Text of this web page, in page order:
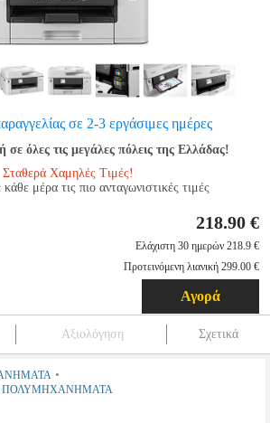
σε 2-3 εργάσιμες ημέρες
όλες τις μεγάλες πόλεις της Ελλάδας!
Σταθερά Χαμηλές Τιμές!
μέρα τις πιο ανταγωνιστικές τιμές
218.90 €
Ελάχιστη 30 ημερών 218.9 €
Προτεινόμενη λιανική 299.00 €
Αγορά
Αξιολόγηση Σχετικά
•
ΠΟΛΥΜΗΧΑΝΗΜΑΤΑ